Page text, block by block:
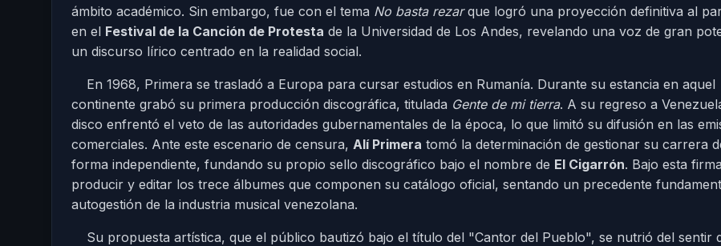
ámbito académico. Sin embargo, fue con el tema No basta rezarque logró una proyección definitiva al
en el Festival de la Canción de Protesta de la Universidad de Los Andes, revelando una voz de gran
un discurso lírico centrado en la realidad social.
En 1968, Primera se trasladó a Europa para cursar estudios en Rumanía. Durante su estancia en aquel
continente grabó su primera producción discográfica, titulada Gente de mi tierra. A su regreso a
disco enfrentó el veto de las autoridades gubernamentales de la época, lo que limitó su difusión en las
comerciales. Ante este escenario de censura, Alí Primera tomó la determinación de gestionar su carrera
forma independiente, fundando su propio sello discográfico bajo el nombre de El Cigarrón. Bajo esta
producir y editar los trece álbumes que componen su catálogo oficial, sentando un precedente
autogestión de la industria musical venezolana.
Su propuesta artística, que el público bautizó bajo el título del "Cantor del Pueblo", se nutrió del sentir